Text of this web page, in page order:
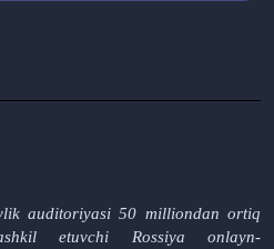
auditoriyasi 50 milliondan ortiq
etuvchi Rossiya onlayn-